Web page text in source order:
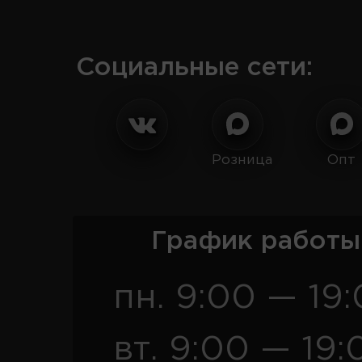
Социальные сети:
Розница Опт
График
пн. 9:00 —
вт. 9:00 —